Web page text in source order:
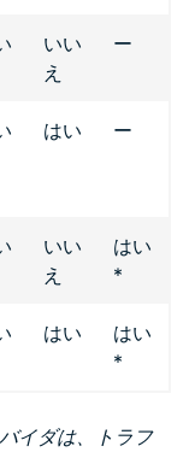
いい
え
ー
はい ー
いい
え
はい
*
はい
はい
*
イダは、トラフ